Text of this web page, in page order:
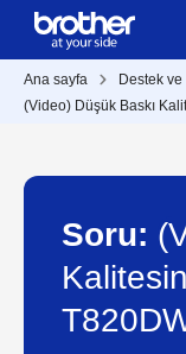
Ana sayfa Destek
(Video) Düşük Baskı
Soru: